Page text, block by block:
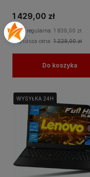
1 429,00 zł
Cena regularna: 1 839,00 zł
Najniższa cena: 1 229,00 zł
Do koszyka
WYSYŁKA 24H
WYSYŁKA 24H